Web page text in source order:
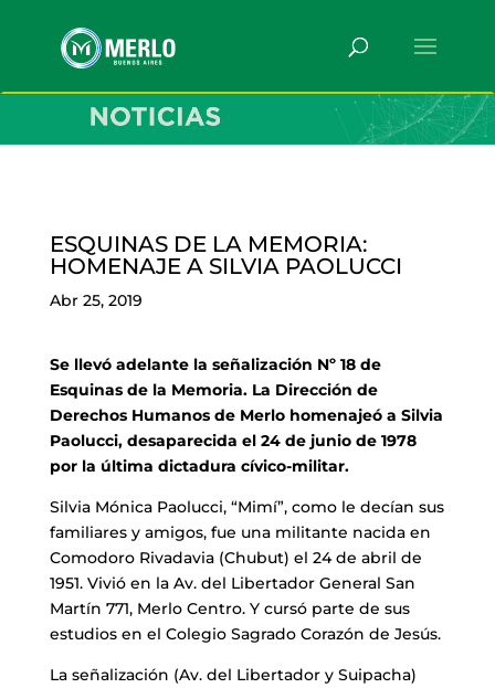
ESQUINAS DE LA MEMORIA:
HOMENAJE A SILVIA PAOLUCCI
Abr 25, 2019
Se llevó adelante la señalización Nº 18 de
Esquinas de la Memoria. La Dirección de
Derechos Humanos de Merlo homenajeó a Silvia
Paolucci, desaparecida el 24 de junio de 1978
por la última dictadura cívico-militar.
Silvia Mónica Paolucci, “Mimí”, como le decían sus
familiares y amigos, fue una militante nacida en
Comodoro Rivadavia (Chubut) el 24 de abril de
1951. Vivió en la Av. del Libertador General San
Martín 771, Merlo Centro. Y cursó parte de sus
estudios en el Colegio Sagrado Corazón de Jesús.
La señalización (Av. del Libertador y Suipacha)